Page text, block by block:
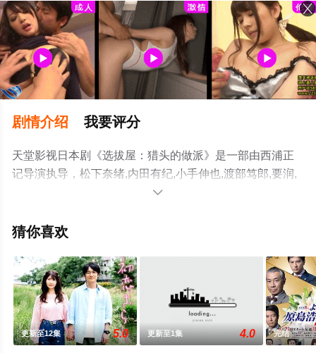
剧情介绍 我要评分
天堂影视日本剧《选拔屋：猎头的做派》是一部由西浦正
记导演执导，松下奈绪,内田有纪,小手伸也,渡部笃郎,要润,
长谷川初范,秋元真夏,杉本哲太,中林大树,原田泰造等演员
手机免费观看高清未删减完整版电视剧全集就上电影天堂
等平台了解。

猜你喜欢
更新至12集 5.0 更新至1集 4.0 完结